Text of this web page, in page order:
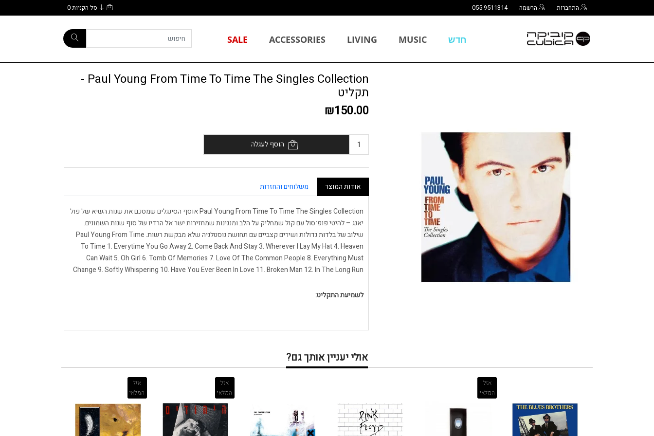
התחברות הרשמה 055-9511314 סל הקניות0
חדש MUSIC
LIVING
ACCESSORIES
SALE
Paul Young From Time To Time The Singles Collection -
תקליט
₪150.00
הוסף לעגלה
אודות המוצר משלוחים והחזרות
Paul Young From Time To Time The Singles Collection אוסף הסינגלים שמסכם את שנות השיא של פול
יאנג – להיטי פופ־סול עם קול שמחליק על הלב ומנגינות שמחזירות ישר אל הרדיו של סוף שנות השמונים.
שילוב של בלדות גדולות ושירים קצביים עם תחושת נוסטלגיה שלא מבקשת רשות. Paul Young From Time
To Time 1. Everytime You Go Away 2. Come Back And Stay 3. Wherever I Lay My Hat 4. Heaven
Can Wait 5. Oh Girl 6. Tomb Of Memories 7. Love Of The Common People 8. Everything Must
Change 9. Softly Whispering 10. Have You Ever Been In Love 11. Broken Man 12. In The Long Run
לשמיעת התקליט:
אולי יעניין אותך גם?
אזל
המלאי
אזל
המלאי
אזל
המלאי